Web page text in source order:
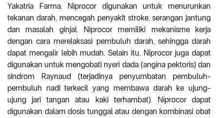
Yakatria Farma. Niprocor digunakan untuk menurunkan
tekanan darah, mencegah penyakit stroke, serangan jantung
dan masalah ginjal. Niprocor memiliki mekanisme kerja
dengan cara merelaksasi pembuluh darah, sehingga darah
dapat mengalir lebih mudah. Selain itu, Niprocor juga dapat
digunakan untuk mengobati nyeri dada (angina pektoris) dan
sindrom Raynaud (terjadinya penyumbatan pembuluh-
pembuluh nadi terkecil yang membawa darah ke ujung-
ujung jari tangan atau kaki terhambat). Niprocor dapat
digunakan dalam dosis tunggal atau dengan kombinasi obat